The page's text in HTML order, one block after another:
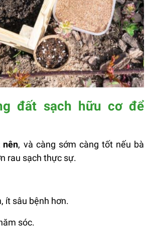
đất sạch hữu cơ để
nên, và càng sớm càng tốt nếu bà
rau sạch thực sự.
ít sâu bệnh hơn.
sóc.